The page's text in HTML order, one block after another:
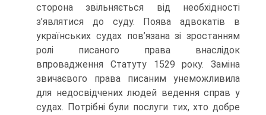
сторона звільняється від необхідності
з’являтися до суду. Поява адвокатів в
українських судах пов’язана зі зростанням
ролі писаного права внаслідок
впровадження Статуту 1529 року. Заміна
звичаєвого права писаним унеможливила
для недосвідчених людей ведення справ у
судах. Потрібні були послуги тих, хто добре